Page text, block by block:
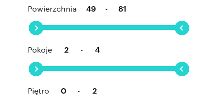
Powierzchnia -
Pokoje -
Piętro -